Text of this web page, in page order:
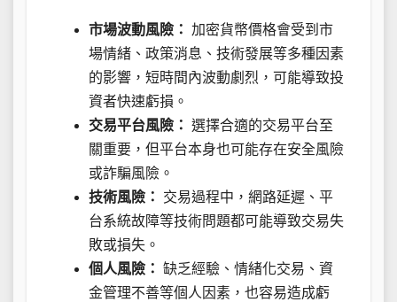
市場波動風險： 加密貨幣價格會受到市
場情緒、政策消息、技術發展等多種因素
的影響，短時間內波動劇烈，可能導致投
資者快速虧損。
交易平台風險： 選擇合適的交易平台至
關重要，但平台本身也可能存在安全風險
或詐騙風險。
技術風險：
交易過程中，網路延遲、平
台系統故障等技術問題都可能導致交易失
敗或損失。
個人風險： 缺乏經驗、情緒化交易、資
金管理不善等個人因素，也容易造成虧